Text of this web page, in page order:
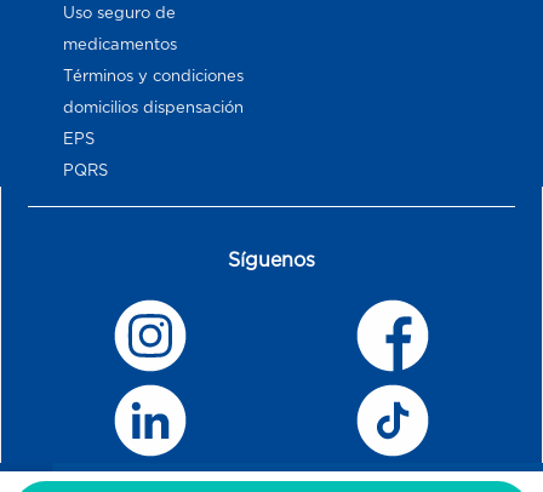
Uso seguro de
medicamentos
Términos y condiciones
domicilios dispensación
EPS
PQRS
Síguenos